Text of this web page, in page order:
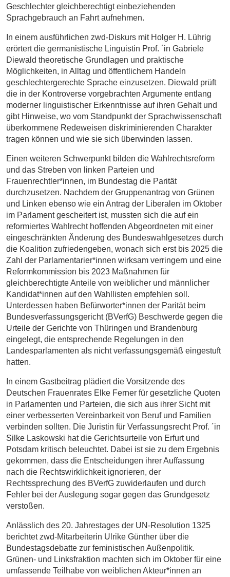
Geschlechter gleichberechtigt einbeziehenden
Sprachgebrauch an Fahrt aufnehmen.
In einem ausführlichen zwd-Diskurs mit Holger H. Lührig
erörtert die germanistische Linguistin Prof. ´in Gabriele
Diewald theoretische Grundlagen und praktische
Möglichkeiten, in Alltag und öffentlichem Handeln
geschlechtergerechte Sprache einzusetzen. Diewald prüft
die in der Kontroverse vorgebrachten Argumente entlang
moderner linguistischer Erkenntnisse auf ihren Gehalt und
gibt Hinweise, wo vom Standpunkt der Sprachwissenschaft
überkommene Redeweisen diskriminierenden Charakter
tragen können und wie sie sich überwinden lassen.
Einen weiteren Schwerpunkt bilden die Wahlrechtsreform
und das Streben von linken Parteien und
Frauenrechtler*innen, im Bundestag die Parität
durchzusetzen. Nachdem der Gruppenantrag von Grünen
und Linken ebenso wie ein Antrag der Liberalen im Oktober
im Parlament gescheitert ist, mussten sich die auf ein
reformiertes Wahlrecht hoffenden Abgeordneten mit einer
eingeschränkten Änderung des Bundeswahlgesetzes durch
die Koalition zufriedengeben, wonach sich erst bis 2025 die
Zahl der Parlamentarier*innen wirksam verringern und eine
Reformkommission bis 2023 Maßnahmen für
gleichberechtigte Anteile von weiblicher und männlicher
Kandidat*innen auf den Wahllisten empfehlen soll.
Unterdessen haben Befürworter*innen der Parität beim
Bundesverfassungsgericht (BVerfG) Beschwerde gegen die
Urteile der Gerichte von Thüringen und Brandenburg
eingelegt, die entsprechende Regelungen in den
Landesparlamenten als nicht verfassungsgemäß eingestuft
hatten.
In einem Gastbeitrag plädiert die Vorsitzende des
Deutschen Frauenrates Elke Ferner für gesetzliche Quoten
in Parlamenten und Parteien, die sich aus ihrer Sicht mit
einer verbesserten Vereinbarkeit von Beruf und Familien
verbinden sollten. Die Juristin für Verfassungsrecht Prof. ´in
Silke Laskowski hat die Gerichtsurteile von Erfurt und
Potsdam kritisch beleuchtet. Dabei ist sie zu dem Ergebnis
gekommen, dass die Entscheidungen ihrer Auffassung
nach die Rechtswirklichkeit ignorieren, der
Rechtssprechung des BVerfG zuwiderlaufen und durch
Fehler bei der Auslegung sogar gegen das Grundgesetz
verstoßen.
Anlässlich des 20. Jahrestages der UN-Resolution 1325
berichtet zwd-Mitarbeiterin Ulrike Günther über die
Bundestagsdebatte zur feministischen Außenpolitik.
Grünen- und Linksfraktion machten sich im Oktober für eine
umfassende Teilhabe von weiblichen Akteur*innen an